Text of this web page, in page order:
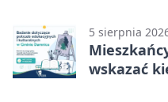
5 sierpnia
wskazać